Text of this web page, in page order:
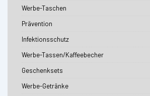
Werbe-Taschen
Prävention
Infektionsschutz
Werbe-Tassen/Kaffeebecher
Geschenksets
Werbe-Getränke